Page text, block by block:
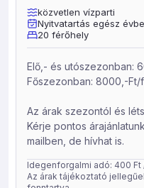
közvetlen vízparti
Nyitvatartás egész
20 férőhely
Elő,- és utószezonban:
Főszezonban: 8000,-Ft/
Az árak szezontól és
Kérje pontos
mailben, de hívhat is.
Idegenforgalmi adó: 400 Ft
Az árak tájékoztató